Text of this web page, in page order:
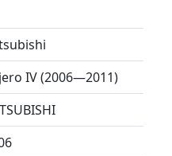
IV (2006—2011)